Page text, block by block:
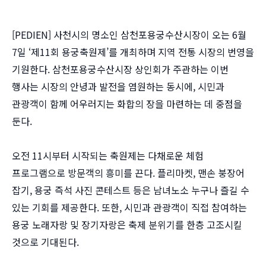
[PEDIEN] 사천시의 명소인 삼천포용궁수산시장이 오는 6월
7일 ‘제11회 용궁축원제’를 개최하며 지역 전통 시장의 번영을
기원한다. 삼천포용궁수산시장 상인회가 주관하는 이번
행사는 시장의 안녕과 발전을 염원하는 동시에, 시민과
관광객이 함께 어우러지는 화합의 장을 마련하는 데 중점을
둔다.
오전 11시부터 시작되는 축원제는 다채로운 체험
프로그램으로 방문객의 흥미를 끈다. 플리마켓, 맨손 붕장어
잡기, 용궁 즉석 사진 콘테스트 등은 남녀노소 누구나 즐길 수
있는 기회를 제공한다. 또한, 시민과 관광객이 직접 참여하는
용궁 노래자랑 및 장기자랑은 축제 분위기를 한층 고조시킬
것으로 기대된다.